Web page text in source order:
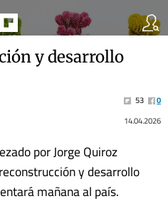
y desarrollo
53
0
14.04.2026
por Jorge Quiroz
y desarrollo
mañana al país.